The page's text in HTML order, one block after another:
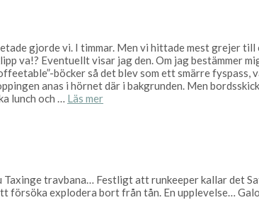
gjorde vi. I timmar. Men vi hittade mest grejer
va!? Eventuellt visar jag den. Om jag bestämmer
böcker så det blev som ett smärre fyspass,
anas i hörnet där i bakgrunden. Men
lunch och … Läs mer
travbana… Festligt att runkeeper kallar det
försöka explodera bort från tån. En upplevelse…